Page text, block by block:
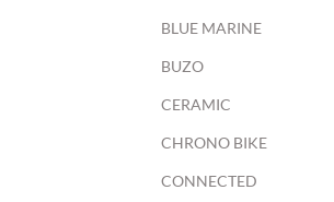
BLUE MARINE
BUZO
CERAMIC
CHRONO BIKE
CONNECTED